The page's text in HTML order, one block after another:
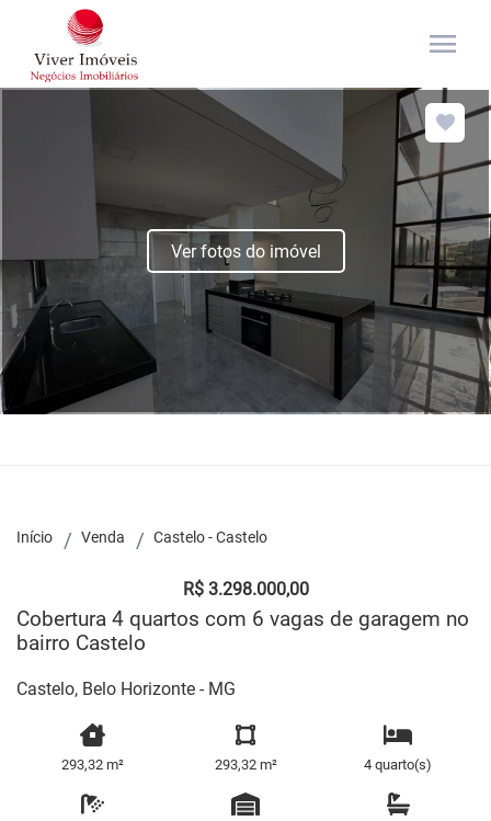
menu
Ver fotos do imóvel
Início Venda Castelo - Castelo
R$ 3.298.000,00
Cobertura 4 quartos com 6 vagas de garagem no
bairro Castelo
Castelo, Belo Horizonte - MG
293,32 m² 293,32 m² 4 quarto(s)